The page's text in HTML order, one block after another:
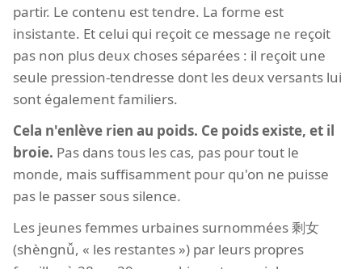
partir. Le contenu est tendre. La forme est
insistante. Et celui qui reçoit ce message ne reçoit
pas non plus deux choses séparées : il reçoit une
seule pression-tendresse dont les deux versants lui
sont également familiers.
Cela n'enlève rien au poids. Ce poids existe, et il
broie. Pas dans tous les cas, pas pour tout le
monde, mais suffisamment pour qu'on ne puisse
pas le passer sous silence.
Les jeunes femmes urbaines surnommées 剩女
(shèngnǚ, « les restantes ») par leurs propres